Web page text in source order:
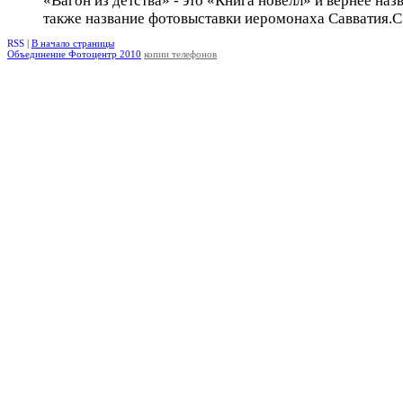
также название фотовыставки иеромонаха
RSS | В начало страницы
Объединение Фотоцентр 2010 копии телефонов